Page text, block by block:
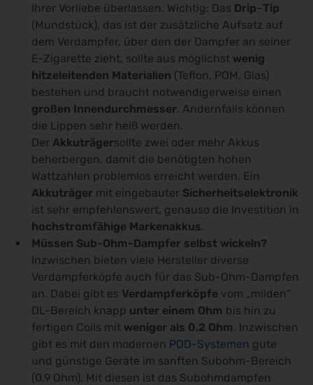
Ihrer Vorliebe überlassen. Wichtig: Das Drip–Tip
(Mundstück), das ist der zusätzliche Aufsatz auf
dem Verdampfer, über den der Dampfer an seiner
E-Zigarette zieht, sollte aus möglichst wenig
hitzeleitenden Materialien (Teflon, POM, Glas)
bestehen und braucht notwendigerweise einen
großen Innendurchmesser. Andernfalls können
die Lippen sehr heiß werden.
Der Akkuträgersollte zwei oder mehr Akkus
beherbergen, damit die benötigten hohen
Wattzahlen problemlos erreicht werden. Ein
Akkuträger mit eingebauter Sicherheitselektronik
ist sehr empfehlenswert, genauso die Investition in
hochstromfähige Markenakkus.
Müssen Sub-Ohm-Dampfer selbst wickeln?
Inzwischen bieten viele Hersteller diverse
Verdampferköpfe auch für das Sub-Ohm-Dampfen
an. Dabei gibt es Verdampferköpfe vom „milden“
DL-Bereich knapp unter einem Ohm bis hin zu
fertigen Coils mit weniger als 0,2 Ohm. Inzwischen
gibt es mit den modernen POD-Systemen gute
und günstige Geräte im sanften Subohm-Bereich
(0,9 Ohm). Mit diesen ist das Subohmdampfen